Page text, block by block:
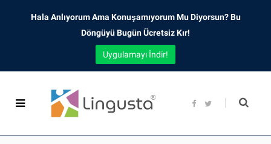
F
b
t
Hala Anlıyorum Ama Konuşamıyorum Mu Diyorsun? Bu
Döngüyü Bugün Ücretsiz Kır!
Uygulamayı İndir!